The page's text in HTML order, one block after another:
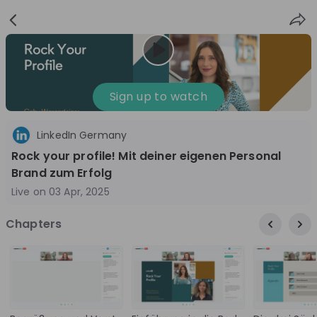
Login
up
Follow Share
LinkedIn Germany
Technology & IT
10'000+
Live streams Recordings
Sign up to watch
LinkedIn Germany
Rock your profile! Mit deiner eigenen Personal
Brand zum Erfolg
Live on 03 Apr, 2025
Chapters